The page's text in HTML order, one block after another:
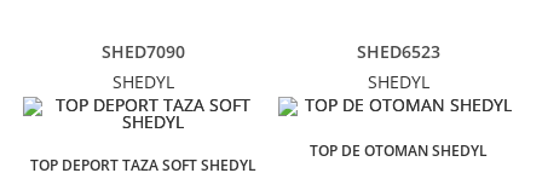
SHED7090
SHEDYL
TOP DEPORT TAZA SOFT SHEDYL
SHED6523
SHEDYL
TOP DE OTOMAN SHEDYL